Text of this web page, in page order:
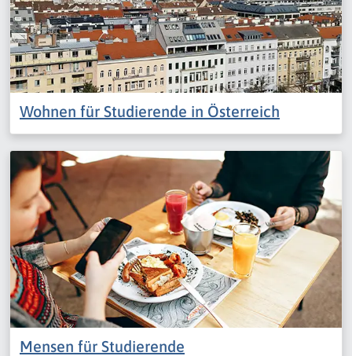
Wohnen für Studierende in Österreich
Mensen für Studierende